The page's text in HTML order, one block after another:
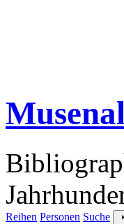
Reihen Personen Suche